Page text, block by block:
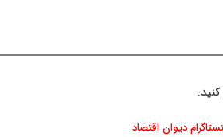
دیوان اقتصاد